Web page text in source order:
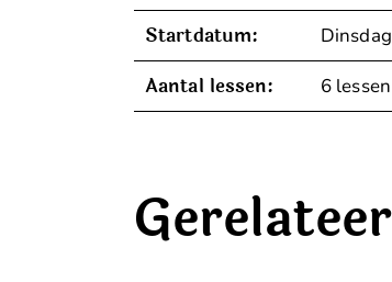
Startdatum:
Aantal lessen: 6